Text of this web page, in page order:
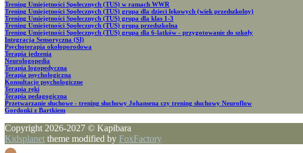
Trening Umiejętności Społecznych (TUS) w ramach WWR
Trening Umiejętności Społecznych (TUS) grupa dla dzieci lękowych (wiek przedszkolny)
Trening Umiejętności Społecznych (TUS) grupa dla klas 1-3
Trening Umiejętności Społecznych (TUS) grupa przedszkolna
Trening Umiejętności Społecznych (TUS) grupa dla 6-latków - przygotowanie do szkoły
Integracja Sensoryczna (SI)
Psychoterapia okołoporodowa
Terapia jedzenia
Neurologopedia
Terapia logopedyczna
Terapia psychologiczna
Konsultacje psychologiczne
Terapia ręki
Terapia pedagogiczna
Przetwarzanie słuchowe - trening słuchowy Johansena czy trening słuchowy Neuroflow
Gordonki z Bartkiem
Copyright2026-2027 © Kapibara
Kidsplanet theme modified by FoxFactory